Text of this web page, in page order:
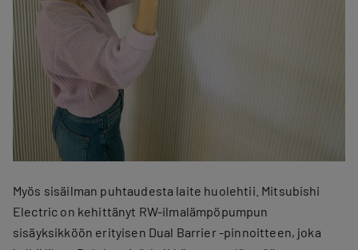
Myös sisäilman puhtaudesta laite huolehtii. Mitsubishi
Electric on kehittänyt RW-ilmalämpöpumpun
sisäyksikköön erityisen Dual Barrier -pinnoitteen, joka